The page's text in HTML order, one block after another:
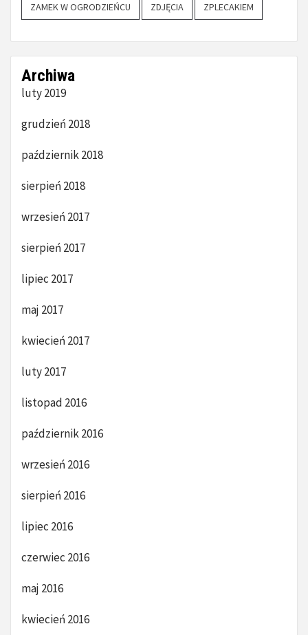
ZAMEK W OGRODZIEŃCU ZDJĘCIA ZPLECAKIEM
Archiwa
luty 2019
grudzień 2018
październik 2018
sierpień 2018
wrzesień 2017
sierpień 2017
lipiec 2017
maj 2017
kwiecień 2017
luty 2017
listopad 2016
październik 2016
wrzesień 2016
sierpień 2016
lipiec 2016
czerwiec 2016
maj 2016
kwiecień 2016